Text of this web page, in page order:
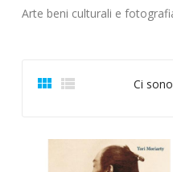
Arte beni culturali e
  Ci